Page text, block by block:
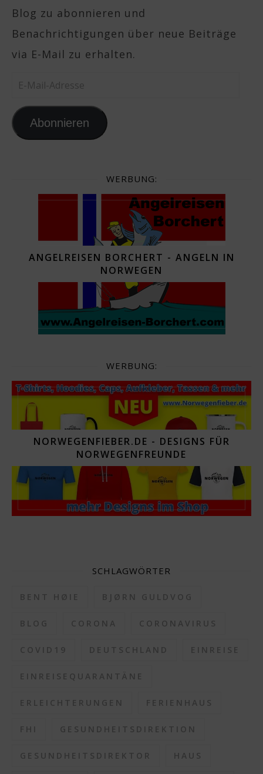
Blog zu abonnieren und
Benachrichtigungen über neue Beiträge
via E-Mail zu erhalten.
E-Mail-Adresse
Abonnieren
WERBUNG:
ANGELREISEN BORCHERT - ANGELN IN
NORWEGEN
WERBUNG:
NORWEGENFIEBER.DE - DESIGNS FÜR
NORWEGENFREUNDE
SCHLAGWÖRTER
BENT HØIE BJØRN GULDVOG
BLOG CORONA CORONAVIRUS
COVID19 DEUTSCHLAND EINREISE
EINREISEQUARANTÄNE
ERLEICHTERUNGEN FERIENHAUS
FHI GESUNDHEITSDIREKTION
GESUNDHEITSDIREKTOR HAUS